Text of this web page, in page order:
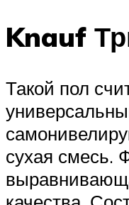
Knauf
Такой пол
сухая смесь.